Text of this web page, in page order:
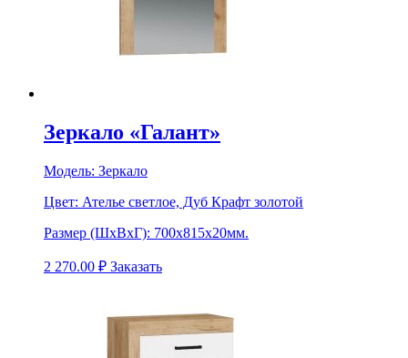
Зеркало «Галант»
Модель: Зеркало
Цвет: Ателье светлое, Дуб Крафт золотой
Размер (ШхВхГ): 700х815х20мм.
2 270.00 ₽ Заказать